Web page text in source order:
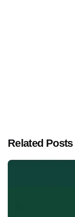
Related Posts